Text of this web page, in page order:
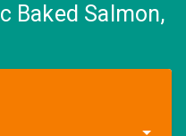
Baked Salmon,